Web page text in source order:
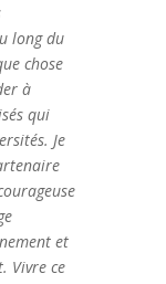
long du
chose
à
qui
Je
et
Vivre ce